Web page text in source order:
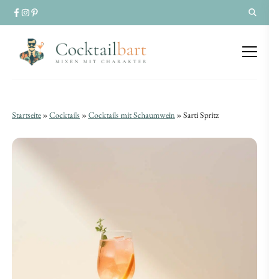
Sarti
Spritz
Sarti
Spritz
Startseite »Cocktails »Cocktails mit Schaumwein »Sarti Spritz